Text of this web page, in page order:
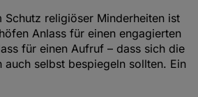
Schutz religiöser Minderheiten ist
Anlass für einen engagierten
für einen Aufruf – dass sich die
auch selbst bespiegeln sollten. Ein